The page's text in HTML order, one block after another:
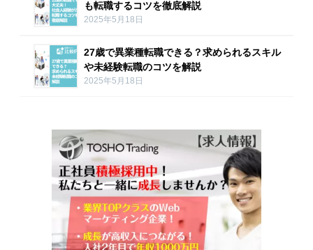
も転職するコツを徹底解説
2025年5月18日
27歳で異業種転職できる？求められるスキル
や未経験転職のコツを解説
2025年5月18日